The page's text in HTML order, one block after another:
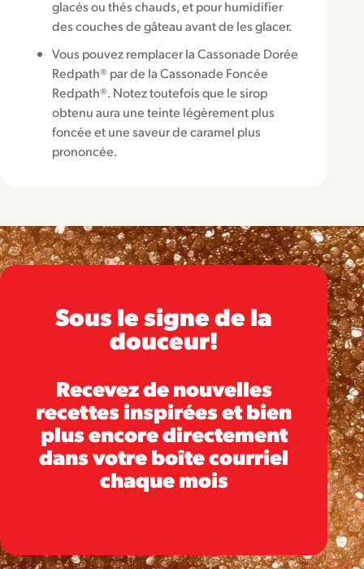
glacés ou thés chauds, et pour humidifier
des couches de gâteau avant de les glacer.
Vous pouvez remplacer la Cassonade Dorée
Redpath® par de la Cassonade Foncée
Redpath®. Notez toutefois que le sirop
obtenu aura une teinte légèrement plus
foncée et une saveur de caramel plus
prononcée.
Sous le signe de la
douceur!
Recevez de nouvelles
recettes inspirées et bien
plus encore directement
dans votre boîte courriel
chaque mois